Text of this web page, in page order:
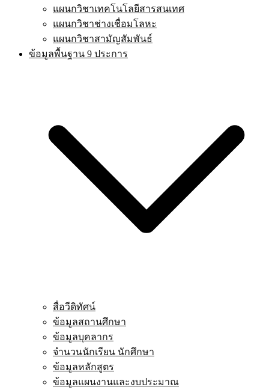
แผนกวิชาเทคโนโลยีสารสนเทศ
แผนกวิชาช่างเชื่อมโลหะ
แผนกวิชาสามัญสัมพันธ์
ข้อมูลพื้นฐาน 9 ประการ
สื่อวีดิทัศน์
ข้อมูลสถานศึกษา
ข้อมูลบุคลากร
จำนวนนักเรียน นักศึกษา
ข้อมูลหลักสูตร
ข้อมูลแผนงานและงบประมาณ